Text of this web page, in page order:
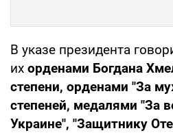
В указе президента
их орденами Богдана
степени, орденами "За
степеней, медалями "За
Украине", "Защитнику